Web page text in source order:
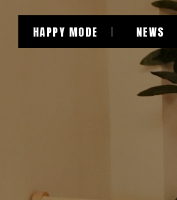
HAPPY MODE NEWS
最新消息